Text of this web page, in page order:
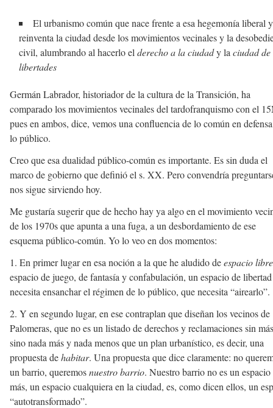
El urbanismo común que nace frente a esa hegemonía liberal y
reinventa la ciudad desde los movimientos vecinales y la
civil, alumbrando al hacerlo el derecho a la ciudady la ciudad de
libertades
Germán Labrador, historiador de la cultura de la Transición, ha
comparado los movimientos vecinales del tardofranquismo con el
pues en ambos, dice, vemos una confluencia de lo común en
lo público.
Creo que esa dualidad público-común es importante. Es sin duda el
marco de gobierno que definió el s. XX. Pero convendría
nos sigue sirviendo hoy.
Me gustaría sugerir que de hecho hay ya algo en el movimiento
de los 1970s que apunta a una fuga, a un desbordamiento de ese
esquema público-común. Yo lo veo en dos momentos:
1. En primer lugar en esa noción a la que he aludido deespacio libre
espacio de juego, de fantasía y confabulación, un espacio de
necesita ensanchar el régimen de lo público, que necesita “airearlo”.
2. Y en segundo lugar, en ese contraplan que diseñan los vecinos de
Palomeras, que no es un listado de derechos y reclamaciones sin
sino nada más y nada menos que un plan urbanístico, es decir, una
propuesta dehabitar. Una propuesta que dice claramente: no
un barrio, queremosnuestro barrio. Nuestro barrio no es un espacio
más, un espacio cualquiera en la ciudad, es, como dicen ellos, un
“autotransformado”.